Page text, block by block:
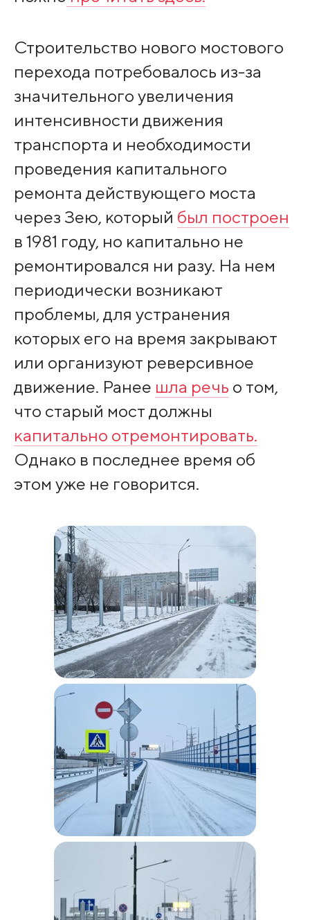
Строительство нового мостового
перехода потребовалось из-за
значительного увеличения
интенсивности движения
транспорта и необходимости
проведения капитального
ремонта действующего моста
через Зею, который был построен
в 1981 году, но капитально не
ремонтировался ни разу. На нем
периодически возникают
проблемы, для устранения
которых его на время закрывают
или организуют реверсивное
движение. Ранее шла речь о том,
что старый мост должны
капитально отремонтировать.
Однако в последнее время об
этом уже не говорится.